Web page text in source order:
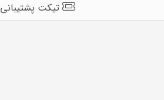
تیکت پشتیبانی